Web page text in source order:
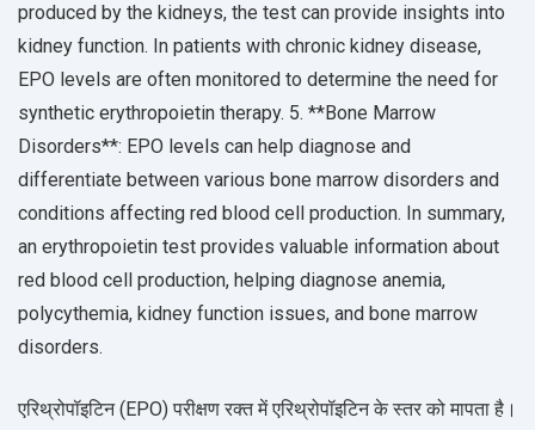
produced by the kidneys, the test can provide insights into
kidney function. In patients with chronic kidney disease,
EPO levels are often monitored to determine the need for
synthetic erythropoietin therapy. 5. **Bone Marrow
Disorders**: EPO levels can help diagnose and
differentiate between various bone marrow disorders and
conditions affecting red blood cell production. In summary,
an erythropoietin test provides valuable information about
red blood cell production, helping diagnose anemia,
polycythemia, kidney function issues, and bone marrow
disorders.
एरिथ्रोपॉइटिन (EPO) परीक्षण रक्त में एरिथ्रोपॉइटिन के स्तर को मापता है।